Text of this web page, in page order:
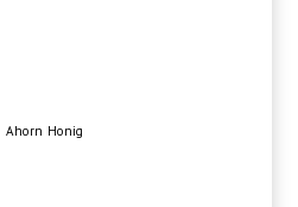
Ahorn Honig